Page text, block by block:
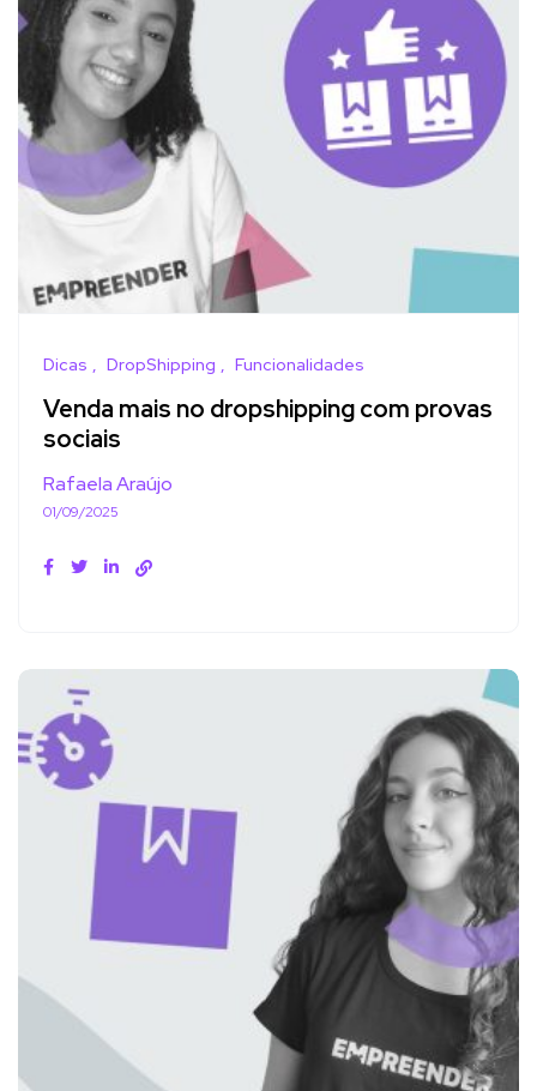
Dicas DropShipping Funcionalidades
Venda mais no dropshipping com provas
sociais
Rafaela Araújo
01/09/2025